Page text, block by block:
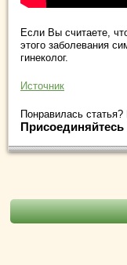
Если Вы считаете,
этого заболевания
гинеколог.
Источник
Понравилась